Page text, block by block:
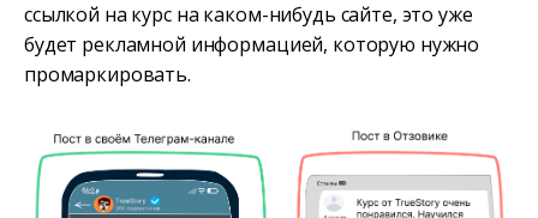
ссылкой на курс на каком-нибудь сайте, это уже
будет рекламной информацией, которую нужно
промаркировать.